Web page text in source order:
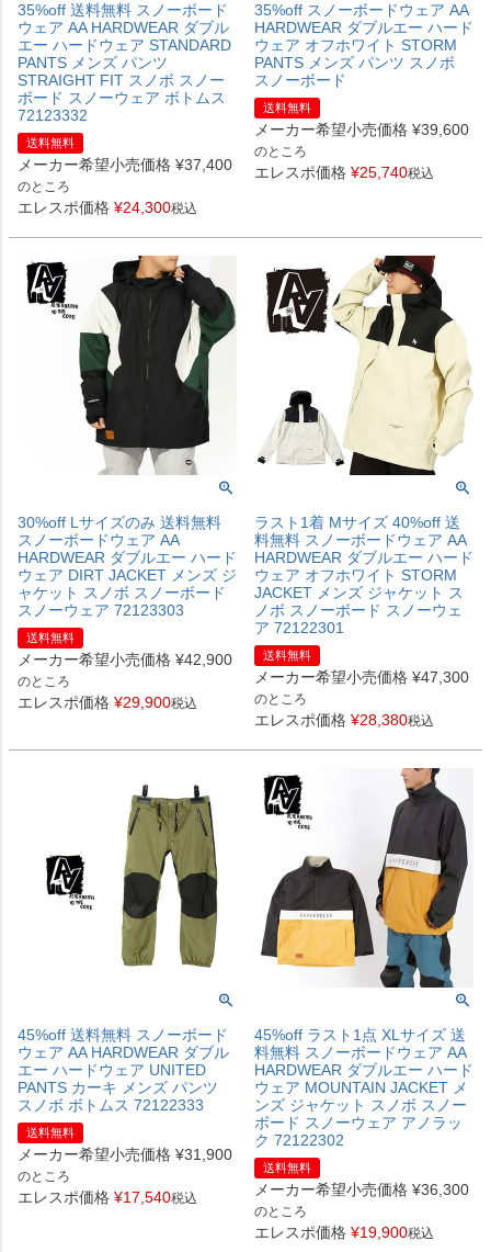
35%off 送料無料 スノーボード
ウェア AA HARDWEAR ダブル
エー ハードウェア STANDARD
PANTS メンズ パンツ
STRAIGHT FIT スノボ スノー
ボード スノーウェア ボトムス
72123332
送料無料
メーカー希望小売価格 ¥37,400
のところ
エレスポ価格 ¥24,300税込
35%off スノーボードウェア AA
HARDWEAR ダブルエー ハード
ウェア オフホワイト STORM
PANTS メンズ パンツ スノボ
スノーボード
送料無料
メーカー希望小売価格 ¥39,600
のところ
エレスポ価格 ¥25,740税込
30%off Lサイズのみ 送料無料
スノーボードウェア AA
HARDWEAR ダブルエー ハード
ウェア DIRT JACKET メンズ ジ
ャケット スノボ スノーボード
スノーウェア 72123303
送料無料
メーカー希望小売価格 ¥42,900
のところ
エレスポ価格 ¥29,900税込
ラスト1着 Mサイズ 40%off 送
料無料 スノーボードウェア AA
HARDWEAR ダブルエー ハード
ウェア オフホワイト STORM
JACKET メンズ ジャケット ス
ノボ スノーボード スノーウェ
ア 72122301
送料無料
メーカー希望小売価格 ¥47,300
のところ
エレスポ価格 ¥28,380税込
45%off 送料無料 スノーボード
ウェア AA HARDWEAR ダブル
エー ハードウェア UNITED
PANTS カーキ メンズ パンツ
スノボ ボトムス 72122333
送料無料
メーカー希望小売価格 ¥31,900
のところ
エレスポ価格 ¥17,540税込
45%off ラスト1点 XLサイズ 送
料無料 スノーボードウェア AA
HARDWEAR ダブルエー ハード
ウェア MOUNTAIN JACKET メ
ンズ ジャケット スノボ スノー
ボード スノーウェア アノラッ
ク 72122302
送料無料
メーカー希望小売価格 ¥36,300
のところ
エレスポ価格 ¥19,900税込